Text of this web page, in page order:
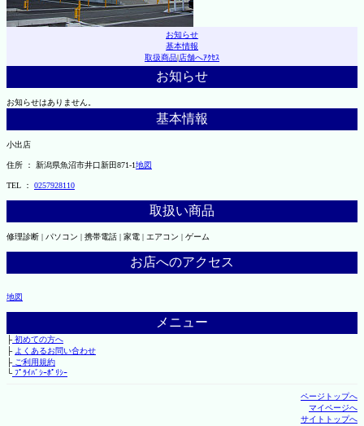
お知らせ
基本情報
取扱商品|店舗へｱｸｾｽ
お知らせ
お知らせはありません。
基本情報
小出店
住所 ： 新潟県魚沼市井口新田871-1地図
TEL ： 0257928110
取扱い商品
修理診断 | パソコン | 携帯電話 | 家電 | エアコン | ゲーム
お店へのアクセス
地図
メニュー
├初めての方へ
├ よくあるお問い合わせ
├ご利用規約
└ﾌﾟﾗｲﾊﾞｼｰﾎﾟﾘｼｰ
ページトップへ
マイページへ
サイトトップへ